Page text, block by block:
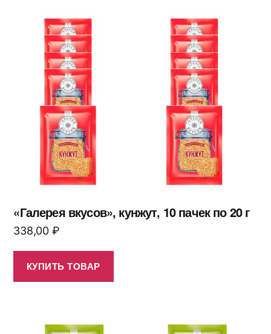
«Галерея вкусов», кунжут, 10 пачек по 20 г
338,00 ₽
КУПИТЬ ТОВАР